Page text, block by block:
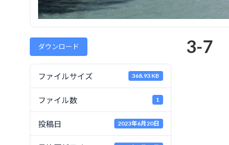
ダウンロード
ファイルサイズ 368.93 KB
ファイル数 1
投稿日 2023年6月20日
3-7